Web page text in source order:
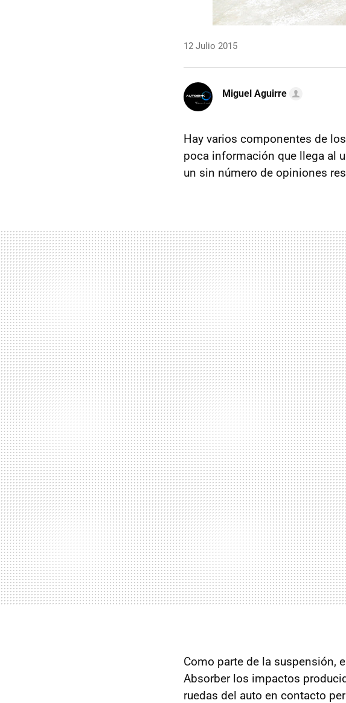
12 Julio 2015
Miguel Aguirre
Hay varios componentes de
poca información que llega al
un sin número de opiniones
Como parte de la suspensión,
Absorber los impactos
ruedas del auto en contacto